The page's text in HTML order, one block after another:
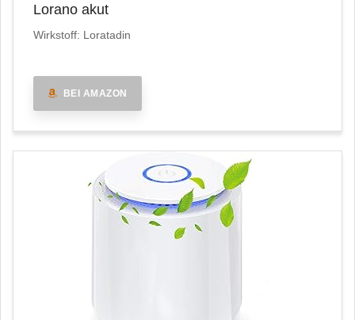
Lorano akut
Wirkstoff: Loratadin
BEI AMAZON